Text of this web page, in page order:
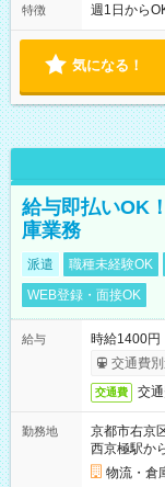
ら翌7時 ■23時
ます。 ※曜
特徴 週1日から
気になる！
給与即払いOK
庫業務
派遣 職種未経験OK
WEB登録・面接OK
給与
時給1400円
交通費
交通費 交
勤務地
京都市右京
西京極駅か
物流・倉